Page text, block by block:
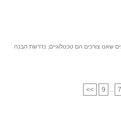
שאנו צורכים הם טכנולוגיים, נדרשת הבנה
7
...
9
>>